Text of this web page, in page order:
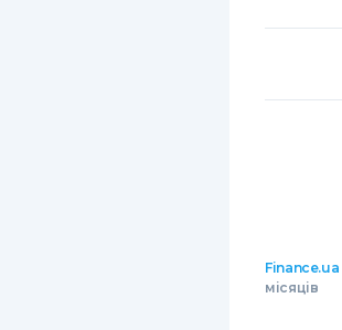
Finance.ua
місяців